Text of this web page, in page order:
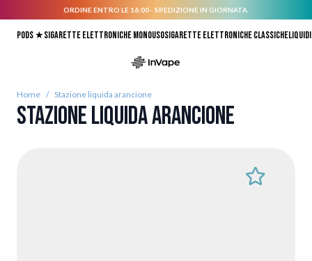
ORDINE ENTRO LE 16:00 - SPEDIZIONE IN GIORNATA.
Pods ★Sigarette elettroniche monousoSigarette elettroniche classiche
Home / Stazione liquida arancione
Stazione liquida arancione